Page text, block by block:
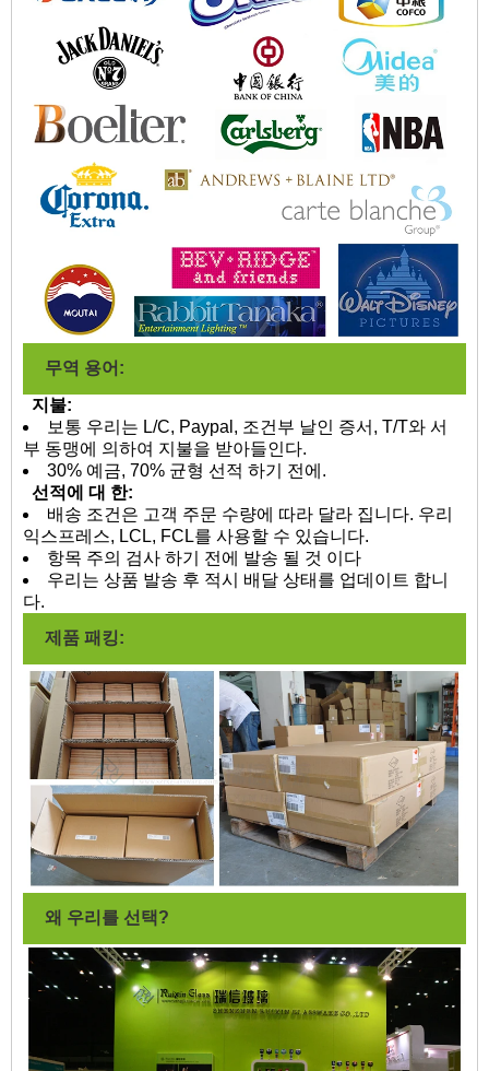
무역 용어:
지불:
보통 우리는 L/C, Paypal, 조건부 날인 증서, T/T와 서
부 동맹에 의하여 지불을 받아들인다.
30% 예금, 70% 균형 선적 하기 전에.
선적에 대 한:
배송 조건은 고객 주문 수량에 따라 달라 집니다. 우리
익스프레스, LCL, FCL를 사용할 수 있습니다.
항목 주의 검사 하기 전에 발송 될 것 이다
우리는 상품 발송 후 적시 배달 상태를 업데이트 합니
다.
제품 패킹:
왜 우리를 선택?